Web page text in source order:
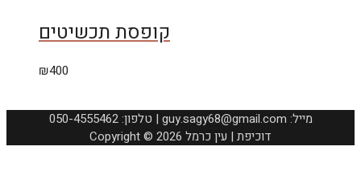
קופסת תכשיטים
₪400
050-4555462 :טלפון | guy.sagy68@gmail.com :מייל
Copyright © 2026 דוכיפת | עין כרמל